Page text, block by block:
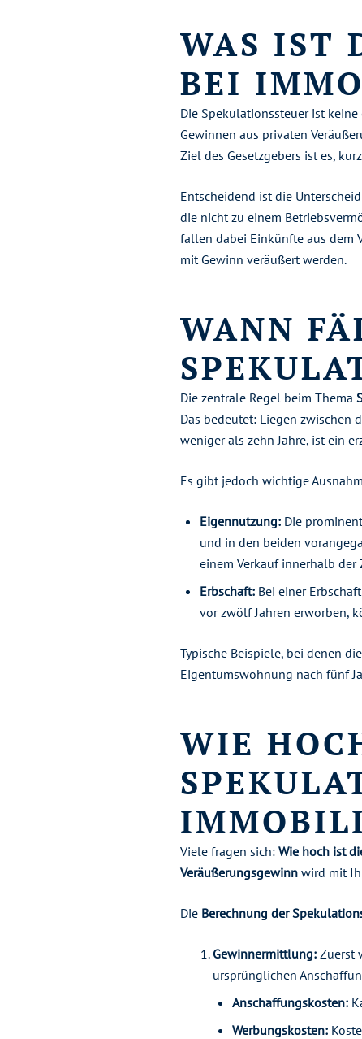
WAS IST
BEI
Die Spekulationssteuer ist
Gewinnen aus privaten
Ziel des Gesetzgebers ist es,
Entscheidend ist die
die nicht zu einem
fallen dabei Einkünfte aus dem
mit Gewinn veräußert werden.
WANN
Die zentrale Regel beim Thema
Das bedeutet: Liegen zwischen
weniger als zehn Jahre, ist ein
Es gibt jedoch wichtige
Eigennutzung: Die
und in den beiden
einem Verkauf innerhalb der
Erbschaft: Bei einer
vor zwölf Jahren erworben,
Typische Beispiele, bei denen
Eigentumswohnung nach fünf
WIE
Viele fragen sich: Wie hoch ist
Veräußerungsgewinn wird mit
Die Berechnung der
Gewinnermittlung: Zuerst
ursprünglichen
Anschaffungskosten:
Werbungskosten: